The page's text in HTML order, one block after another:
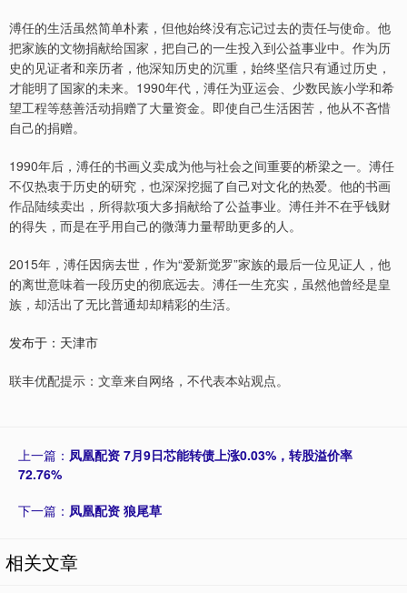
溥任的生活虽然简单朴素，但他始终没有忘记过去的责任与使命。他
把家族的文物捐献给国家，把自己的一生投入到公益事业中。作为历
史的见证者和亲历者，他深知历史的沉重，始终坚信只有通过历史，
才能明了国家的未来。1990年代，溥任为亚运会、少数民族小学和希
望工程等慈善活动捐赠了大量资金。即使自己生活困苦，他从不吝惜
自己的捐赠。
1990年后，溥任的书画义卖成为他与社会之间重要的桥梁之一。溥任
不仅热衷于历史的研究，也深深挖掘了自己对文化的热爱。他的书画
作品陆续卖出，所得款项大多捐献给了公益事业。溥任并不在乎钱财
的得失，而是在乎用自己的微薄力量帮助更多的人。
2015年，溥任因病去世，作为“爱新觉罗”家族的最后一位见证人，他
的离世意味着一段历史的彻底远去。溥任一生充实，虽然他曾经是皇
族，却活出了无比普通却却精彩的生活。
发布于：天津市
联丰优配提示：文章来自网络，不代表本站观点。
上一篇： 凤凰配资 7月9日芯能转债上涨0.03%，转股溢价率
72.76%
下一篇： 凤凰配资 狼尾草
相关文章